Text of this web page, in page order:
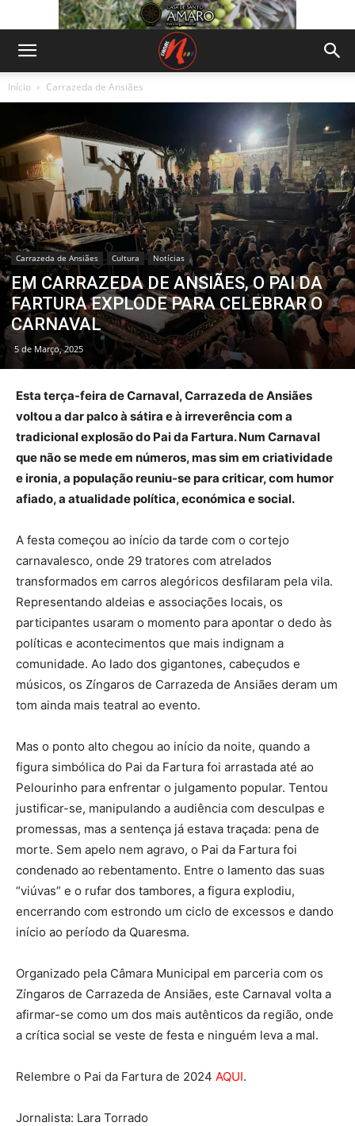
Início Carrazeda de Ansiães
Carrazeda de Ansiães Cultura Notícias
EM CARRAZEDA DE ANSIÃES, O PAI DA
FARTURA EXPLODE PARA CELEBRAR O
CARNAVAL
5 de Março, 2025
Esta terça-feira de Carnaval, Carrazeda de Ansiães
voltou a dar palco à sátira e à irreverência com a
tradicional explosão do Pai da Fartura. Num Carnaval
que não se mede em números, mas sim em criatividade
e ironia, a população reuniu-se para criticar, com humor
afiado, a atualidade política, económica e social.
A festa começou ao início da tarde com o cortejo
carnavalesco, onde 29 tratores com atrelados
transformados em carros alegóricos desfilaram pela vila.
Representando aldeias e associações locais, os
participantes usaram o momento para apontar o dedo às
políticas e acontecimentos que mais indignam a
comunidade. Ao lado dos gigantones, cabeçudos e
músicos, os Zíngaros de Carrazeda de Ansiães deram um
tom ainda mais teatral ao evento.
Mas o ponto alto chegou ao início da noite, quando a
figura simbólica do Pai da Fartura foi arrastada até ao
Pelourinho para enfrentar o julgamento popular. Tentou
justificar-se, manipulando a audiência com desculpas e
promessas, mas a sentença já estava traçada: pena de
morte. Sem apelo nem agravo, o Pai da Fartura foi
condenado ao rebentamento. Entre o lamento das suas
“viúvas” e o rufar dos tambores, a figura explodiu,
encerrando com estrondo um ciclo de excessos e dando
início ao período da Quaresma.
Organizado pela Câmara Municipal em parceria com os
Zíngaros de Carrazeda de Ansiães, este Carnaval volta a
afirmar-se como um dos mais autênticos da região, onde
a crítica social se veste de festa e ninguém leva a mal.
Relembre o Pai da Fartura de 2024 AQUI.
Jornalista: Lara Torrado